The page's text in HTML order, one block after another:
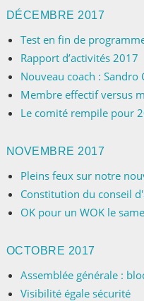
DÉCEMBRE 2017
Test en fin de
Rapport d’activités 2017
Nouveau coach : Sandro
Membre effectif versus
Le comité rempile pour
NOVEMBRE 2017
Pleins feux sur notre
Constitution du conseil
OK pour un WOK le
OCTOBRE 2017
Assemblée générale :
Visibilité égale sécurité